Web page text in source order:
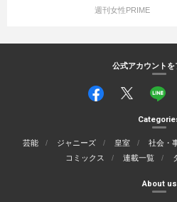
週刊女性PRIME
公式アカウントを
芸能 ジャニーズ 皇室 社会・
コミックス
連載一覧
About us